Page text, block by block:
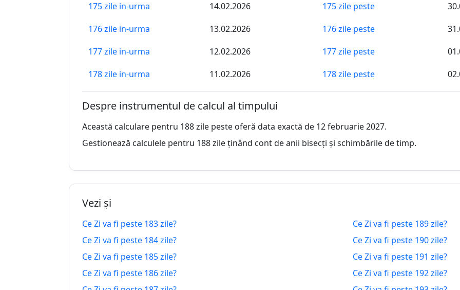
175 zile in-urma
14.02.2026 175 zile peste
176 zile in-urma
13.02.2026 176 zile peste
177 zile in-urma
12.02.2026 177 zile peste
178 zile in-urma
11.02.2026 178 zile peste
181 zile in-urma
08.02.2026 181 zile peste
183 zile in-urma
06.02.2026 183 zile peste
184 zile in-urma
185 zile in-urma
186 zile in-urma
186 zile peste
187 zile in-urma
187 zile peste
Despre instrumentul de calcul al timpului
Această calculare pentru 188 zile peste oferă data exactă de 12 februarie 2027.
Gestionează calculele pentru 188 zile ținând cont de anii bisecți și schimbările de timp.
Vezi și
Ce Zi va fi peste 183 zile?
Ce Zi va fi peste 184 zile?
Ce Zi va fi peste 185 zile?
Ce Zi va fi peste 186 zile?
Ce Zi va fi peste 189 zile?
Ce Zi va fi peste 190 zile?
Ce Zi va fi peste 191 zile?
Ce Zi va fi peste 192 zile?